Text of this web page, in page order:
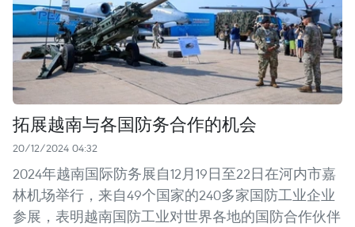
拓展越南与各国防务合作的机会
20/12/2024 04:32
2024年越南国际防务展自12月19日至22日在河内市嘉
林机场举行，来自49个国家的240多家国防工业企业
参展，表明越南国防工业对世界各地的国防合作伙伴